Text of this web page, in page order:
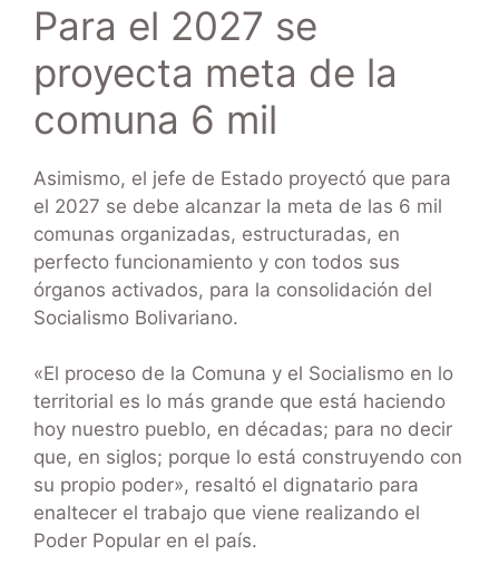
Para el 2027 se
proyecta meta de la
comuna 6 mil
Asimismo, el jefe de Estado proyectó que para
el 2027 se debe alcanzar la meta de las 6 mil
comunas organizadas, estructuradas, en
perfecto funcionamiento y con todos sus
órganos activados, para la consolidación del
Socialismo Bolivariano.
«El proceso de la Comuna y el Socialismo en lo
territorial es lo más grande que está haciendo
hoy nuestro pueblo, en décadas; para no decir
que, en siglos; porque lo está construyendo con
su propio poder», resaltó el dignatario para
enaltecer el trabajo que viene realizando el
Poder Popular en el país.